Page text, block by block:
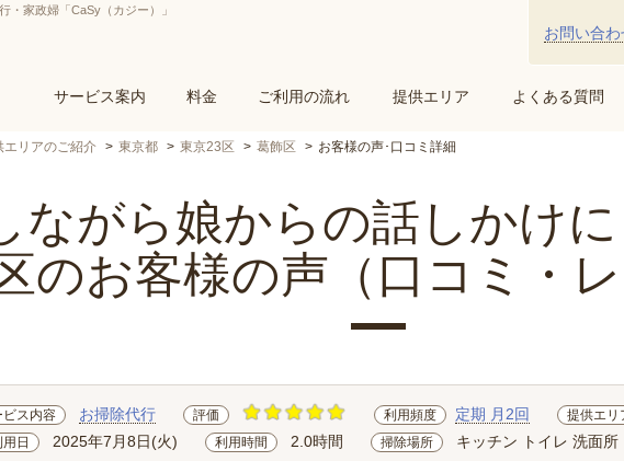
・家政婦「CaSy（カジー）」
サービス案内 料金 ご利用の流れ 提供エリア よくある質問
お問い合わ
エリアのご紹介 東京都 東京23区 葛飾区 お客様の声･口コミ詳細
ながら娘からの話しかけ
のお客様の声（口コミ・レ
ビス内容 お掃除代行 評価 利用頻度 定期 月2回 提供エリ
日 2025年7月8日(火) 利用時間 2.0時間 掃除場所 キッチン トイレ 洗面所